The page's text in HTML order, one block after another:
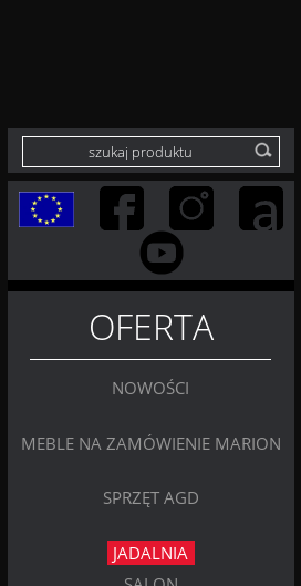
OFERTA
NOWOŚCI
MEBLE NA ZAMÓWIENIE MARION
SPRZĘT AGD
JADALNIA